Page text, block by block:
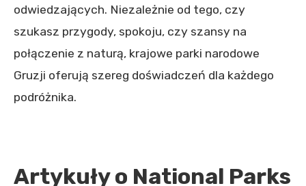
odwiedzających. Niezależnie od tego, czy
szukasz przygody, spokoju, czy szansy na
połączenie z naturą, krajowe parki narodowe
Gruzji oferują szereg doświadczeń dla każdego
podróżnika.
Artykuły o National Parks